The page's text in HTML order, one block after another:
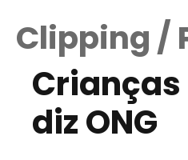
Clipping /
diz ONG